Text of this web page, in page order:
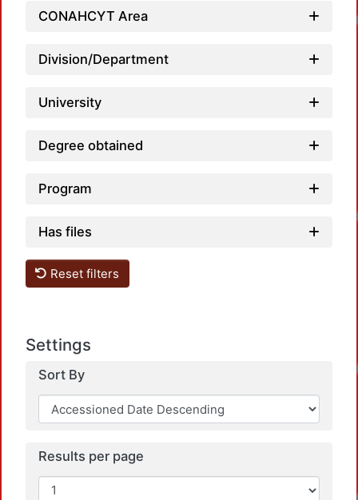
CONAHCYT Area
Division/Department
University
Degree obtained
Program
Has files
Reset filters
Settings
Sort By
Results per page